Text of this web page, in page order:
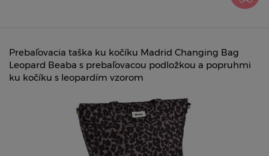
Prebaľovacia taška ku kočíku Madrid Changing Bag
Leopard Beaba s prebaľovacou podložkou a popruhmi
ku kočíku s leopardím vzorom